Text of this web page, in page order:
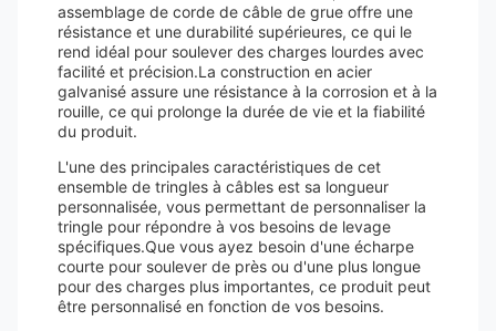
assemblage de corde de câble de grue offre une
résistance et une durabilité supérieures, ce qui le
rend idéal pour soulever des charges lourdes avec
facilité et précision.La construction en acier
galvanisé assure une résistance à la corrosion et à la
rouille, ce qui prolonge la durée de vie et la fiabilité
du produit.
L'une des principales caractéristiques de cet
ensemble de tringles à câbles est sa longueur
personnalisée, vous permettant de personnaliser la
tringle pour répondre à vos besoins de levage
spécifiques.Que vous ayez besoin d'une écharpe
courte pour soulever de près ou d'une plus longue
pour des charges plus importantes, ce produit peut
être personnalisé en fonction de vos besoins.